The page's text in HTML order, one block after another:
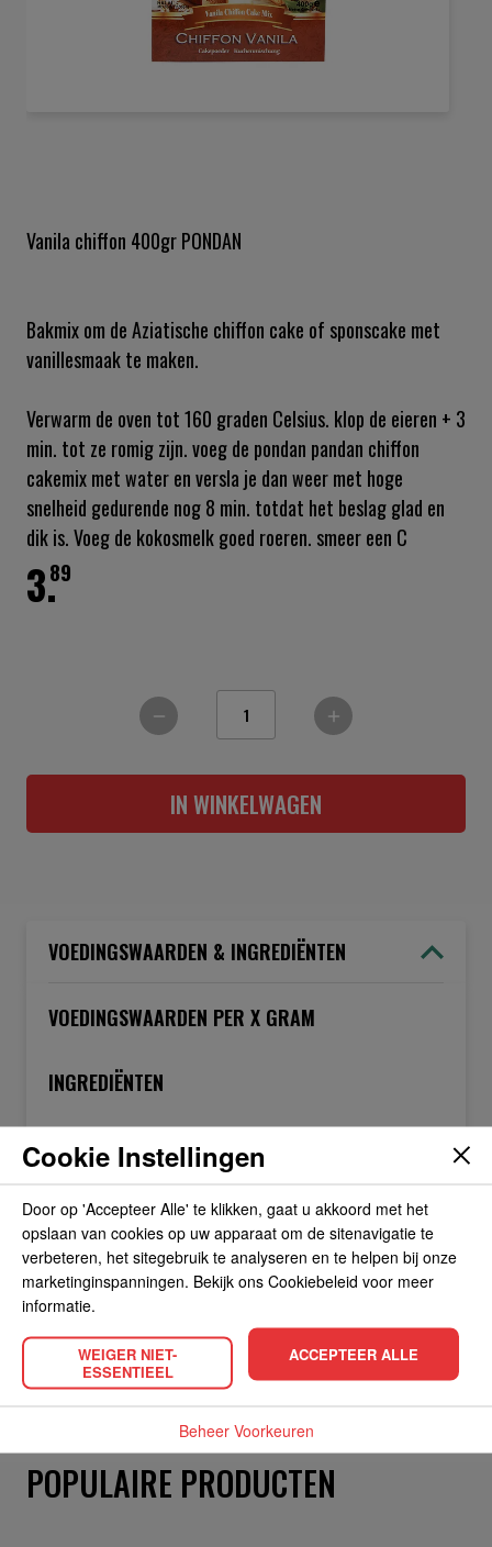
de
afbeeldingen-
Vanila chiffon 400gr PONDAN
Bakmix om de Aziatische chiffon cake of sponscake met
vanillesmaak te maken.
Verwarm de oven tot 160 graden Celsius. klop de eieren + 3
min. tot ze romig zijn. voeg de pondan pandan chiffon
cakemix met water en versla je dan weer met hoge
snelheid gedurende nog 8 min. totdat het beslag glad en
dik is. Voeg de kokosmelk goed roeren. smeer een C
89
3.
IN WINKELWAGEN
VOEDINGSWAARDEN & INGREDIËNTEN
VOEDINGSWAARDEN PER X GRAM
INGREDIËNTEN
OVER DE FABRIKANT
ALLERGIEËN
POPULAIRE PRODUCTEN
Cookie Instellingen
Door op 'Accepteer Alle' te klikken, gaat u akkoord met het
opslaan van cookies op uw apparaat om de sitenavigatie te
verbeteren, het sitegebruik te analyseren en te helpen bij onze
marketinginspanningen. Bekijk ons Cookiebeleid voor meer
informatie.
WEIGER NIET-
ESSENTIEEL
ACCEPTEER ALLE
Beheer Voorkeuren